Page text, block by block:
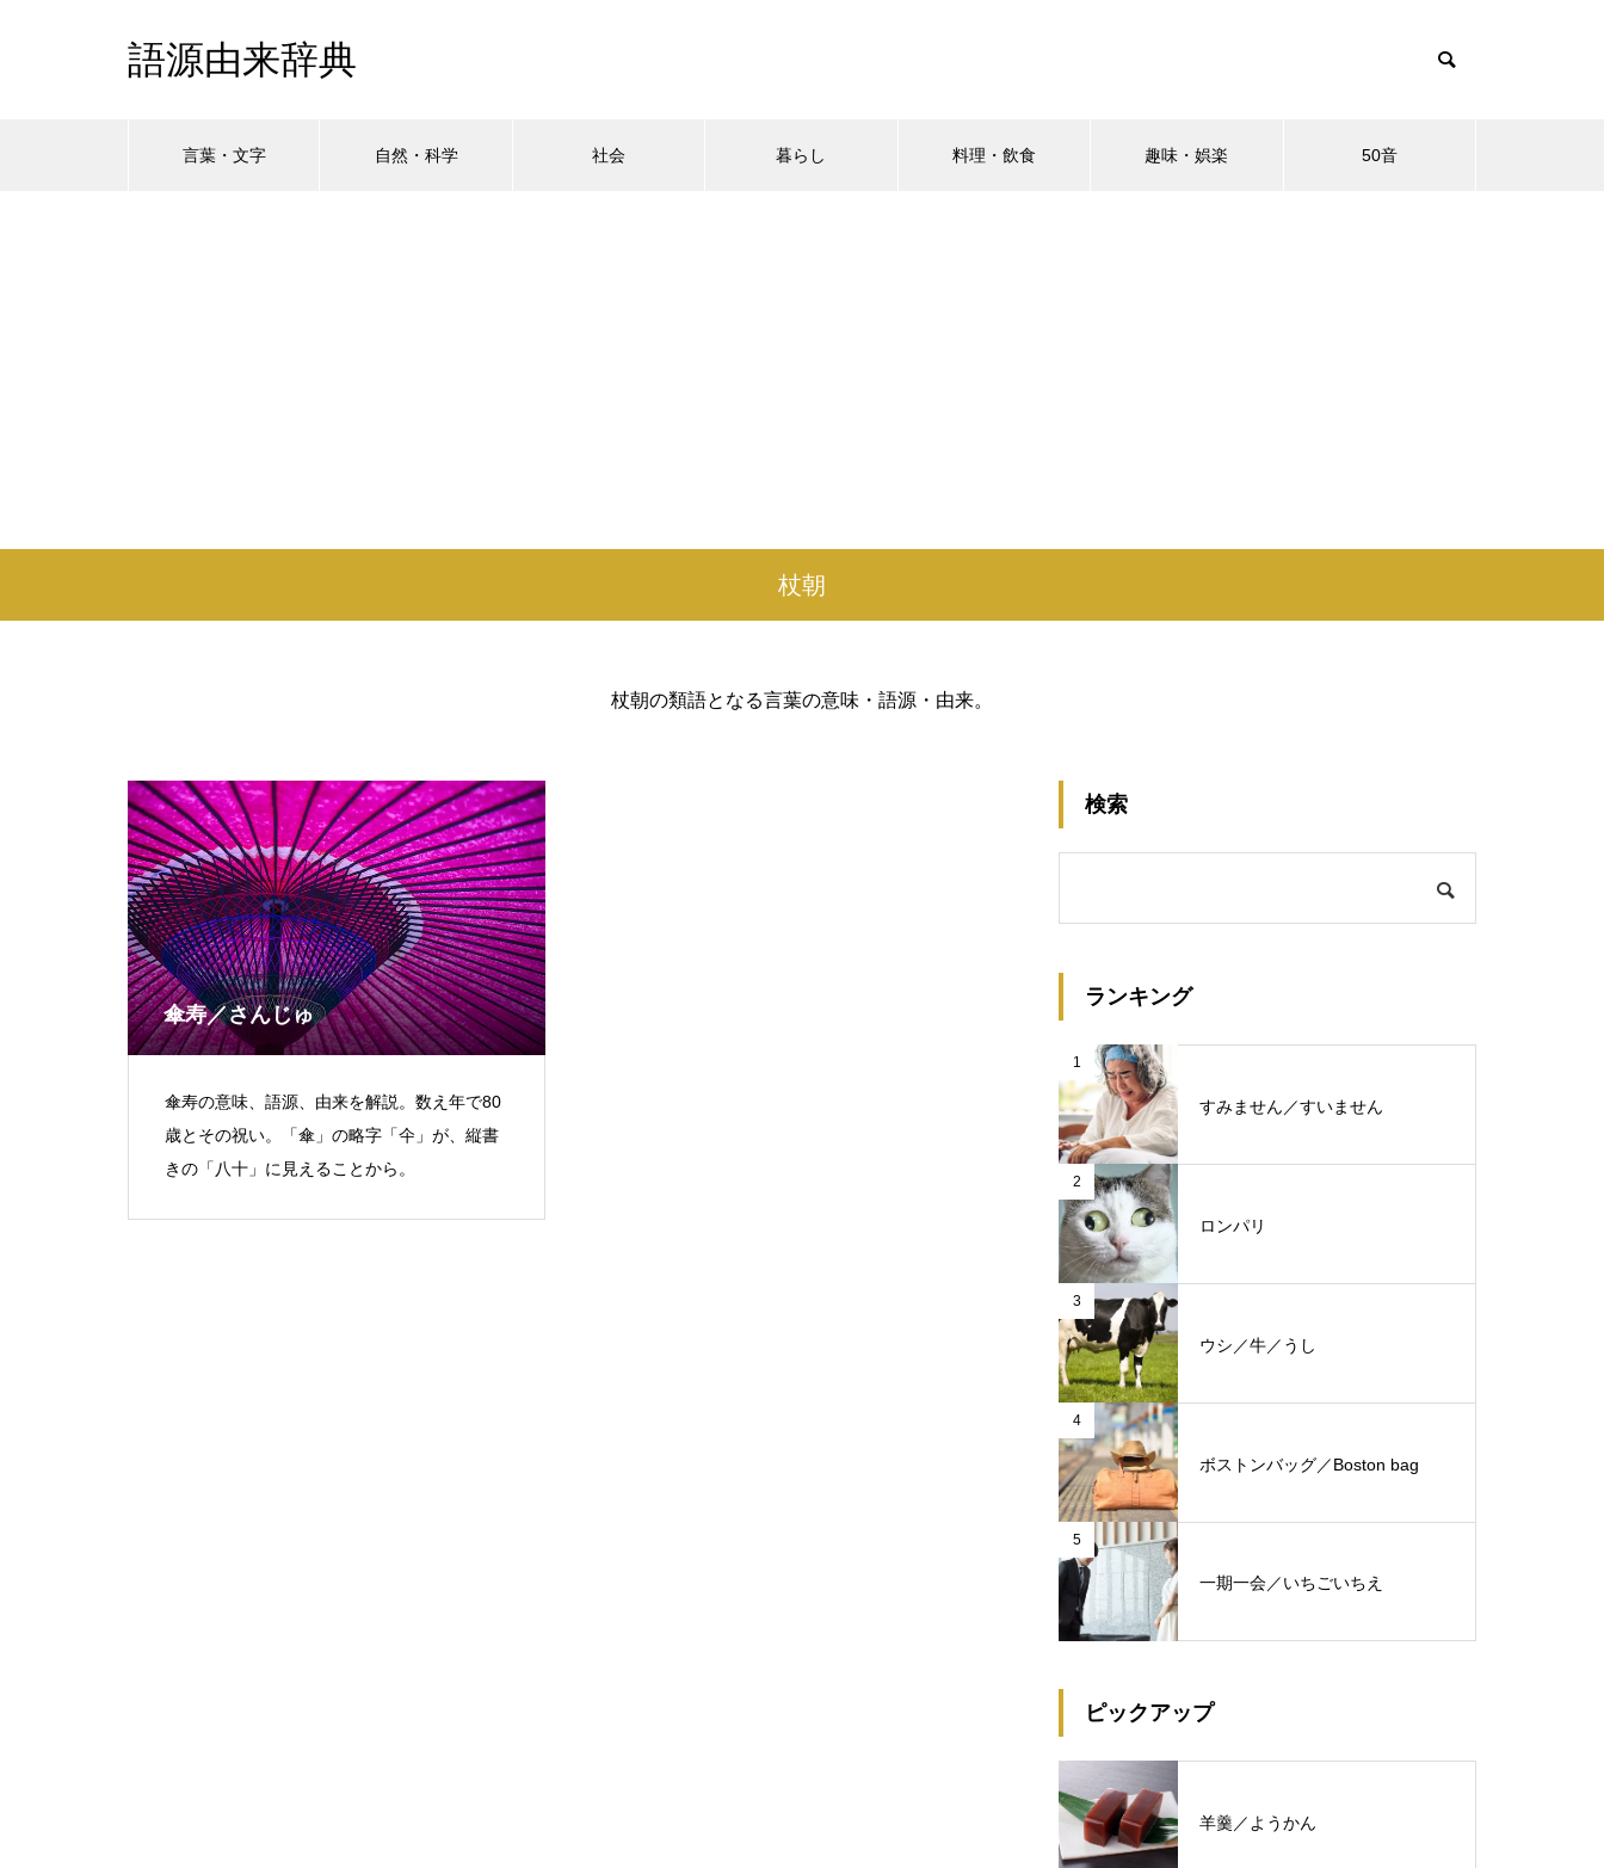
語源由来辞典
言葉・文字 自然・科学 社会 暮らし 料理・飲食 趣味・娯楽 50音
杖朝
杖朝の類語となる言葉の意味・語源・由来。
傘寿／さんじゅ
傘寿の意味、語源、由来を解説。数え年で80
歳とその祝い。「傘」の略字「仐」が、縦書
きの「八十」に見えることから。
検索
ランキング
1
すみません／すいません
2
ロンパリ
3
ウシ／牛／うし
4
ボストンバッグ／Boston bag
5
一期一会／いちごいちえ
ピックアップ
羊羹／ようかん